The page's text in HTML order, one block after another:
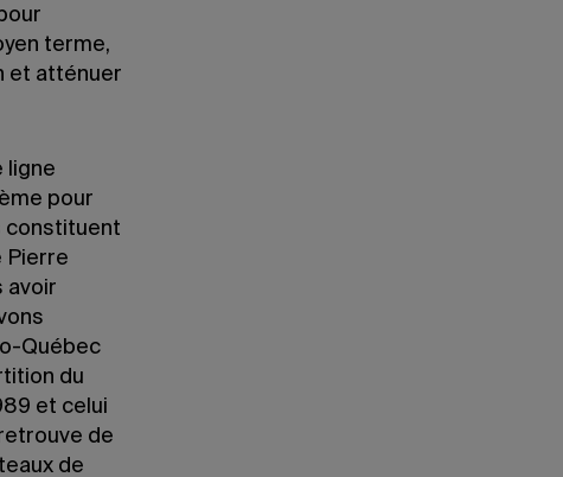
terme,
et atténuer
ligne
pour
constituent
Pierre
avoir
Québec
du
et celui
de
de